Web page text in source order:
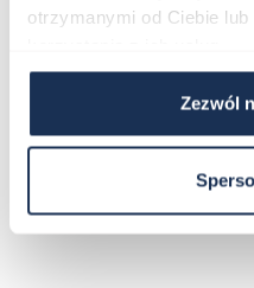
otrzymanymi od Ciebie
Zezwól
CASIO Sport AE-1200WHD-
1AVEF
03362600